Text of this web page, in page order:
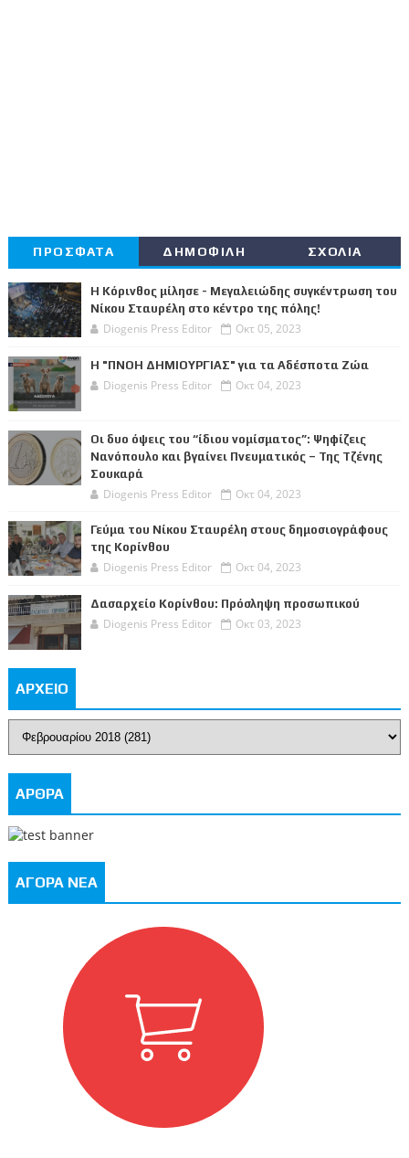
ΠΡΟΣΦΑΤΑ ΔΗΜΟΦΙΛΗ ΣΧΟΛΙΑ
Η Κόρινθος μίλησε - Μεγαλειώδης συγκέντρωση του
Νίκου Σταυρέλη στο κέντρο της πόλης!
Diogenis Press Editor Οκτ 05, 2023
Η "ΠΝΟΗ ΔΗΜΙΟΥΡΓΙΑΣ" για τα Αδέσποτα Ζώα
Diogenis Press Editor Οκτ 04, 2023
Οι δυο όψεις του “ίδιου νομίσματος”: Ψηφίζεις
Νανόπουλο και βγαίνει Πνευματικός – Της Τζένης
Σουκαρά
Diogenis Press Editor Οκτ 04, 2023
Γεύμα του Νίκου Σταυρέλη στους δημοσιογράφους
της Κορίνθου
Diogenis Press Editor Οκτ 04, 2023
Δασαρχείο Κορίνθου: Πρόσληψη προσωπικού
Diogenis Press Editor Οκτ 03, 2023
ΑΡΧΕΙΟ
ΑΡΘΡΑ
ΑΓΟΡΑ ΝΕΑ